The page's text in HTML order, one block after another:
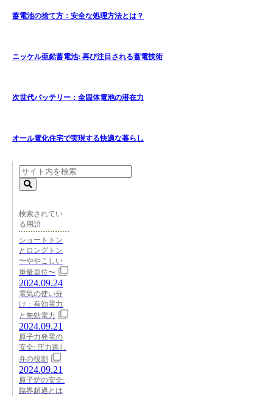
蓄電池の捨て方：安全な処理方法とは？
ニッケル亜鉛蓄電池: 再び注目される蓄電技術
次世代バッテリー：全固体電池の潜在力
オール電化住宅で実現する快適な暮らし
検索されてい
る用語
ショートトン
とロングトン
〜ややこしい
重量単位〜
2024.09.24
電気の使い分
け：有効電力
と無効電力
2024.09.21
原子力発電の
安全: 圧力逃し
弁の役割
2024.09.21
原子炉の安全:
臨界超過とは